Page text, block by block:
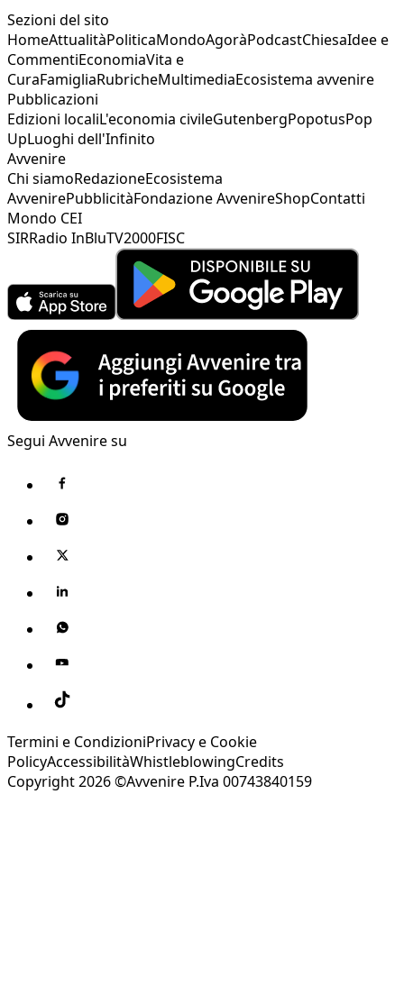
Sezioni del sito
HomeAttualitàPoliticaMondoAgoràPodcastChiesaIdee e
CommentiEconomiaVita e
CuraFamigliaRubricheMultimediaEcosistema avvenire
Pubblicazioni
Edizioni localiL'economia civileGutenbergPopotusPop
UpLuoghi dell'Infinito
Avvenire
Chi siamoRedazioneEcosistema
AvvenirePubblicitàFondazione AvvenireShopContatti
Mondo CEI
SIRRadio InBluTV2000FISC
Segui Avvenire su
Termini e CondizioniPrivacy e Cookie
PolicyAccessibilitàWhistleblowingCredits
Copyright 2026 ©Avvenire P.Iva 00743840159